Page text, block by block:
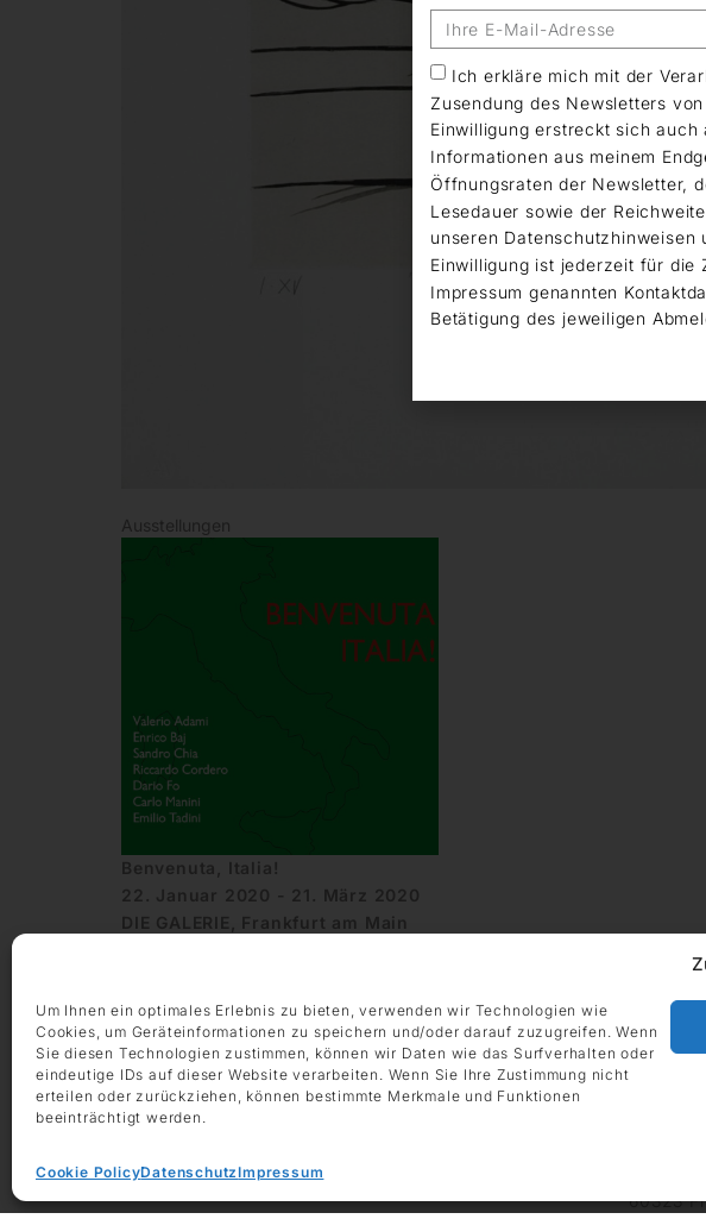
Um Ihnen ein optimales Erlebnis zu bieten, verwenden wir Technologien wie
Cookies, um Geräteinformationen zu speichern und/oder darauf zuzugreifen. Wenn
Sie diesen Technologien zustimmen, können wir Daten wie das Surfverhalten oder
eindeutige IDs auf dieser Website verarbeiten. Wenn Sie Ihre Zustimmung nicht
erteilen oder zurückziehen, können bestimmte Merkmale und Funktionen
beeinträchtigt werden.
Cookie PolicyDatenschutzImpressum
Ausstellungen
Benvenuta, Italia!
22. Januar 2020 - 21. März 2020
DIE GALERIE, Frankfurt am Main
ÖFFNUNGSZEITEN
Samstag 10:00 – 14:00 Uhr
60323
Ich erkläre mich mit der
Zusendung des Newsletters
Einwilligung erstreckt sich
Informationen aus meinem
Öffnungsraten der Newsletter,
Lesedauer sowie der
unseren
Einwilligung ist jederzeit für die
Impressum genannten
Betätigung des jeweiligen